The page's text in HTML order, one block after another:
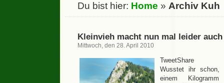
Du bist hier: Home » Archiv Kuh
Kleinvieh macht nun mal leider
Mittwoch, den 28. April 2010
TweetShare
Wusstet ihr schon,
einem